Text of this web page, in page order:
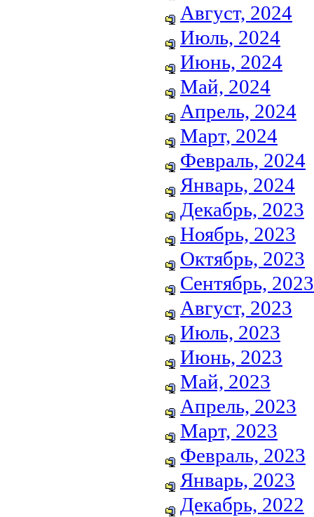
Август, 2024
Июль, 2024
Июнь, 2024
Май, 2024
Апрель, 2024
Март, 2024
Февраль, 2024
Январь, 2024
Декабрь, 2023
Ноябрь, 2023
Октябрь, 2023
Сентябрь, 2023
Август, 2023
Июль, 2023
Июнь, 2023
Май, 2023
Апрель, 2023
Март, 2023
Февраль, 2023
Январь, 2023
Декабрь, 2022